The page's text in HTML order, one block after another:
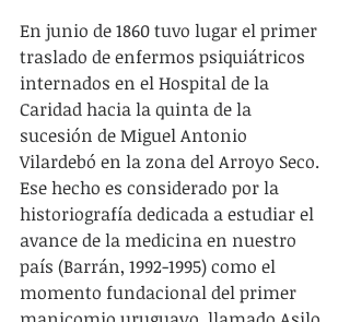
En junio de 1860 tuvo lugar el primer
traslado de enfermos psiquiátricos
internados en el Hospital de la
Caridad hacia la quinta de la
sucesión de Miguel Antonio
Vilardebó en la zona del Arroyo Seco.
Ese hecho es considerado por la
historiografía dedicada a estudiar el
avance de la medicina en nuestro
país (Barrán, 1992-1995) como el
momento fundacional del primer